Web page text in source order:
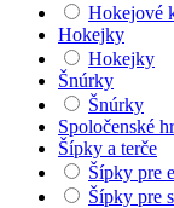
Hokejové
Hokejky
Hokejky
Šnúrky
Šnúrky
Spoločenské
Šípky a terče
Šípky pre
Šípky pre